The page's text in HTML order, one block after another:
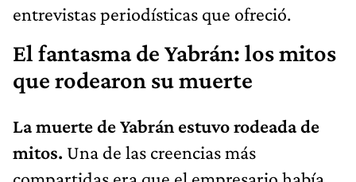
entrevistas periodísticas que ofreció.
El fantasma de Yabrán: los mitos
que rodearon su muerte
La muerte de Yabrán estuvo rodeada de
mitos. Una de las creencias más